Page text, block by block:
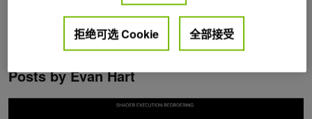
Posts by Evan Hart
拒绝可选 Cookie 全部接受